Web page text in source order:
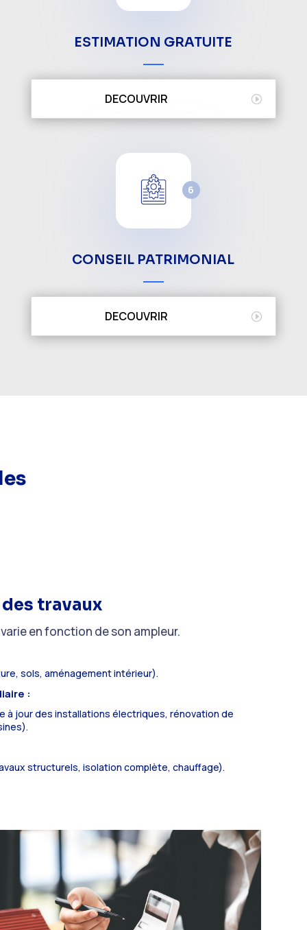
ESTIMATION GRATUITE
DECOUVRIR
6
CONSEIL PATRIMONIAL
DECOUVRIR
travaux
en fonction de son ampleur.
sols, aménagement intérieur).
:
à jour des installations électriques, rénovation de
structurels, isolation complète, chauffage).